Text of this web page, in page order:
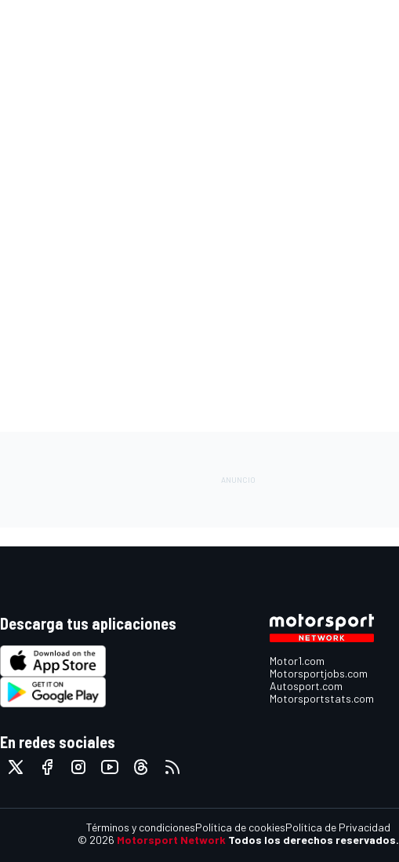
Descarga tus aplicaciones
En redes sociales
Motor1.com
Motorsportjobs.com
Autosport.com
Motorsportstats.com
© 2026 Motorsport Network Todos los derechos reservados.
Términos y condicionesPolítica de cookiesPolítica de Privacidad